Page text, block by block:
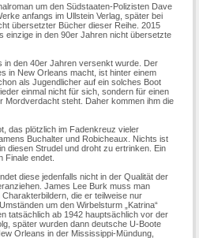
um den Südstaaten-Polizisten Dave
anfangs im Ullstein Verlag, später bei
übersetzter Bücher dieser Reihe. 2015
einzige in den 90er Jahren nicht übersetzte
in den 40er Jahren versenkt wurde. Der
in New Orleans macht, ist hinter einem
als Jugendlicher auf ein solches Boot
einmal nicht für sich, sondern für einen
Mordverdacht steht. Daher kommen ihm die
das plötzlich im Fadenkreuz vieler
Buchalter und Robicheaux. Nichts ist
diesen Strudel und droht zu ertrinken. Ein
Finale endet.
diese jedenfalls nicht in der Qualität der
James Lee Burk muss man
die er teilweise nur
um den Wirbelsturm „Katrina“
tatsächlich ab 1942 hauptsächlich vor der
später wurden dann deutsche U-Boote
Orleans in der Mississippi-Mündung,